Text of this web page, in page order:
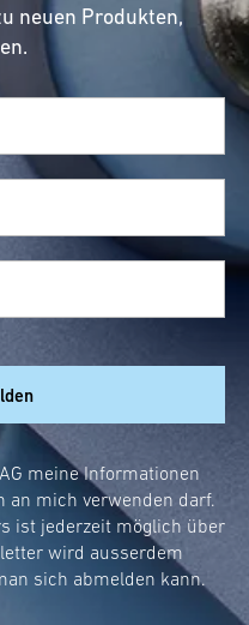
neuen Produkten,
meine Informationen
an mich verwenden darf.
ist jederzeit möglich über
wird ausserdem
sich abmelden kann.